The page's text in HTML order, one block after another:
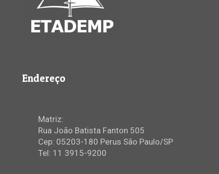
Endereço
Matriz:
Rua João Batista Fanton 505
Cep: 05203-180 Perus São Paulo/SP
Tel: 11 3915-9200